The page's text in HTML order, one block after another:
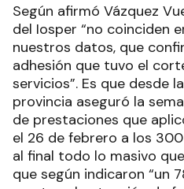
Según afirmó Vázquez
del Iosper “no coinciden
nuestros datos, que
adhesión que tuvo el
servicios”. Es que desde
provincia aseguró la
de prestaciones que
el 26 de febrero a los
al final todo lo masivo
que según indicaron “un